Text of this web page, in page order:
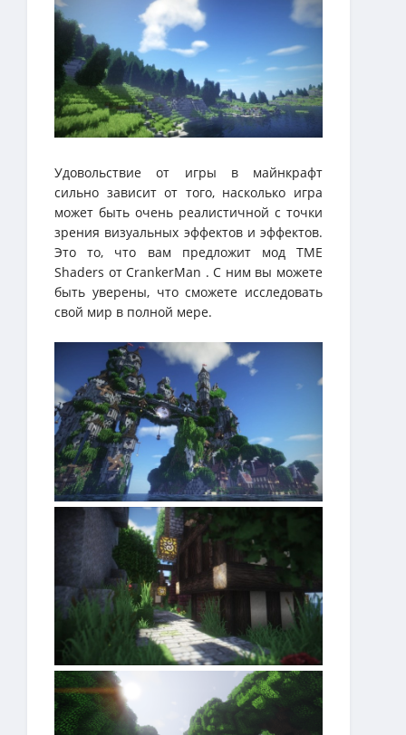
Удовольствие от игры в майнкрафт
сильно зависит от того, насколько игра
может быть очень реалистичной с точки
зрения визуальных эффектов и эффектов.
Это то, что вам предложит мод TME
Shaders от CrankerMan . С ним вы можете
быть уверены, что сможете исследовать
свой мир в полной мере.